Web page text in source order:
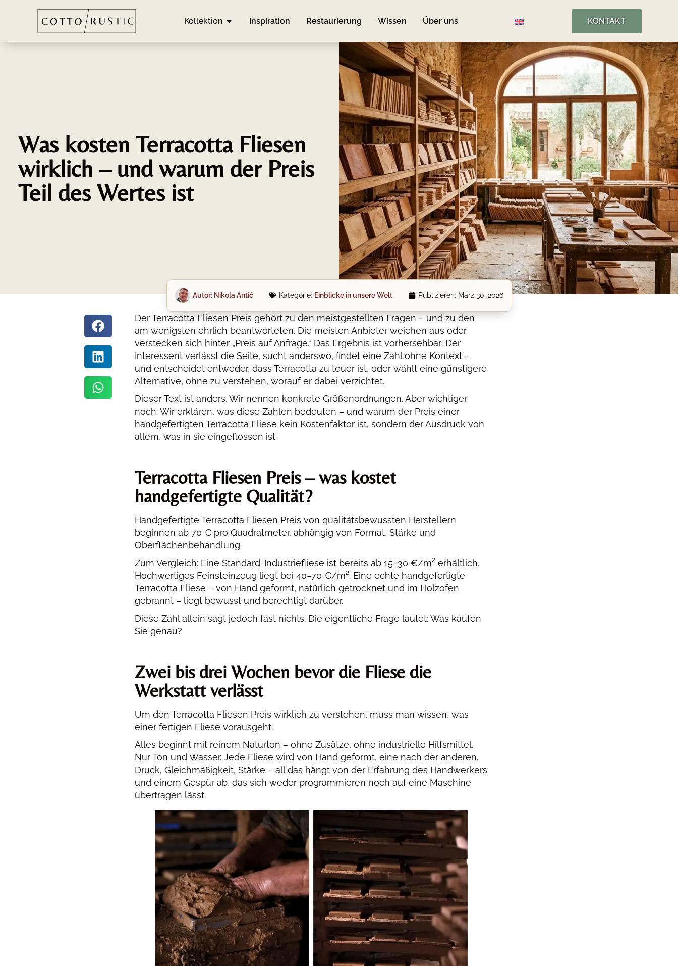
Kollektion Inspiration Restaurierung Wissen Über uns KONTAKT
Was kosten Terracotta Fliesen
wirklich – und warum der Preis
Teil des Wertes ist
Autor:Nikola Antić Kategorie: Einblicke in unsere Welt Publizieren: März 30, 2026
Der Terracotta Fliesen Preis gehört zu den meistgestellten Fragen – und zu den
am wenigsten ehrlich beantworteten. Die meisten Anbieter weichen aus oder
verstecken sich hinter „Preis auf Anfrage.“ Das Ergebnis ist vorhersehbar: Der
Interessent verlässt die Seite, sucht anderswo, findet eine Zahl ohne Kontext –
und entscheidet entweder, dass Terracotta zu teuer ist, oder wählt eine günstigere
Alternative, ohne zu verstehen, worauf er dabei verzichtet.
Dieser Text ist anders. Wir nennen konkrete Größenordnungen. Aber wichtiger
noch: Wir erklären, was diese Zahlen bedeuten – und warum der Preis einer
handgefertigten Terracotta Fliese kein Kostenfaktor ist, sondern der Ausdruck von
allem, was in sie eingeflossen ist.
Terracotta Fliesen Preis – was kostet
handgefertigte Qualität?
Handgefertigte Terracotta Fliesen Preis von qualitätsbewussten Herstellern
beginnen ab 70 € pro Quadratmeter, abhängig von Format, Stärke und
Oberflächenbehandlung.
Zum Vergleich: Eine Standard-Industriefliese ist bereits ab 15–30 €/m² erhältlich.
Hochwertiges Feinsteinzeug liegt bei 40–70 €/m². Eine echte handgefertigte
Terracotta Fliese – von Hand geformt, natürlich getrocknet und im Holzofen
gebrannt – liegt bewusst und berechtigt darüber.
Diese Zahl allein sagt jedoch fast nichts. Die eigentliche Frage lautet: Was kaufen
Sie genau?
Zwei bis drei Wochen bevor die Fliese die
Werkstatt verlässt
Um den Terracotta Fliesen Preis wirklich zu verstehen, muss man wissen, was
einer fertigen Fliese vorausgeht.
Alles beginnt mit reinem Naturton – ohne Zusätze, ohne industrielle Hilfsmittel.
Nur Ton und Wasser. Jede Fliese wird von Hand geformt, eine nach der anderen.
Druck, Gleichmäßigkeit, Stärke – all das hängt von der Erfahrung des Handwerkers
und einem Gespür ab, das sich weder programmieren noch auf eine Maschine
übertragen lässt.